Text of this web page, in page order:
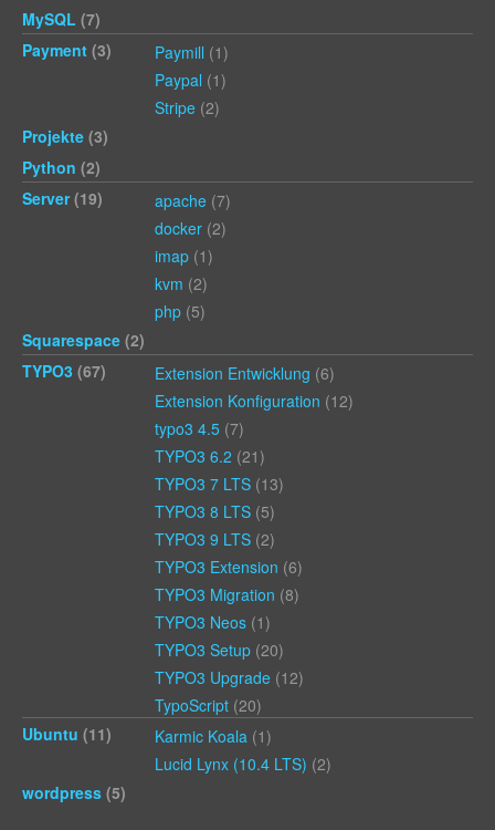
MySQL (7)
Payment (3) Paymill (1)
Paypal (1)
Stripe (2)
Projekte (3)
Python (2)
Server(19) apache (7)
docker (2)
imap (1)
kvm (2)
php (5)
Squarespace (2)
TYPO3 (67) Extension Entwicklung (6)
Extension Konfiguration (12)
typo3 4.5 (7)
TYPO3 6.2 (21)
TYPO3 7 LTS (13)
TYPO3 8 LTS (5)
TYPO3 9 LTS (2)
TYPO3 Extension (6)
TYPO3 Migration (8)
TYPO3 Neos (1)
TYPO3 Setup (20)
TYPO3 Upgrade (12)
TypoScript (20)
Ubuntu (11) Karmic Koala (1)
Lucid Lynx (10.4 LTS) (2)
wordpress (5)